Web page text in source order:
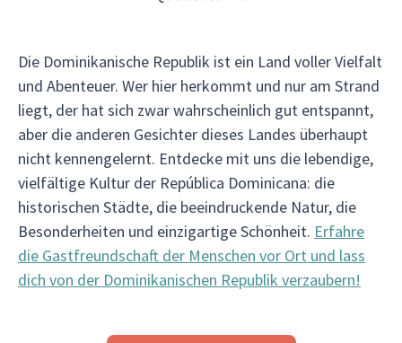
Die Dominikanische Republik ist ein Land voller Vielfalt
und Abenteuer. Wer hier herkommt und nur am Strand
liegt, der hat sich zwar wahrscheinlich gut entspannt,
aber die anderen Gesichter dieses Landes überhaupt
nicht kennengelernt. Entdecke mit uns die lebendige,
vielfältige Kultur der República Dominicana: die
historischen Städte, die beeindruckende Natur, die
Besonderheiten und einzigartige Schönheit. Erfahre
die Gastfreundschaft der Menschen vor Ort und lass
dich von der Dominikanischen Republik verzaubern!